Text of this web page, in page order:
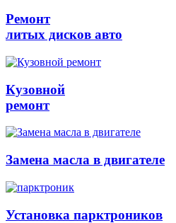
Ремонт
литых дисков авто
Кузовной
ремонт
Замена масла в двигателе
Установка парктроников